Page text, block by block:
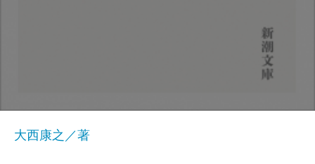
大西康之／著